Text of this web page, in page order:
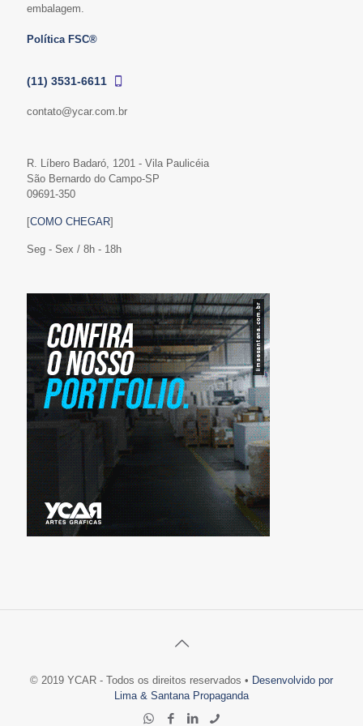
embalagem.
Política FSC®
(11) 3531-6611
contato@ycar.com.br
R. Líbero Badaró, 1201 - Vila Paulicéia
São Bernardo do Campo-SP
09691-350
[COMO CHEGAR]
Seg - Sex / 8h - 18h
© 2019 YCAR - Todos os direitos reservados • Desenvolvido por
Lima & Santana Propaganda